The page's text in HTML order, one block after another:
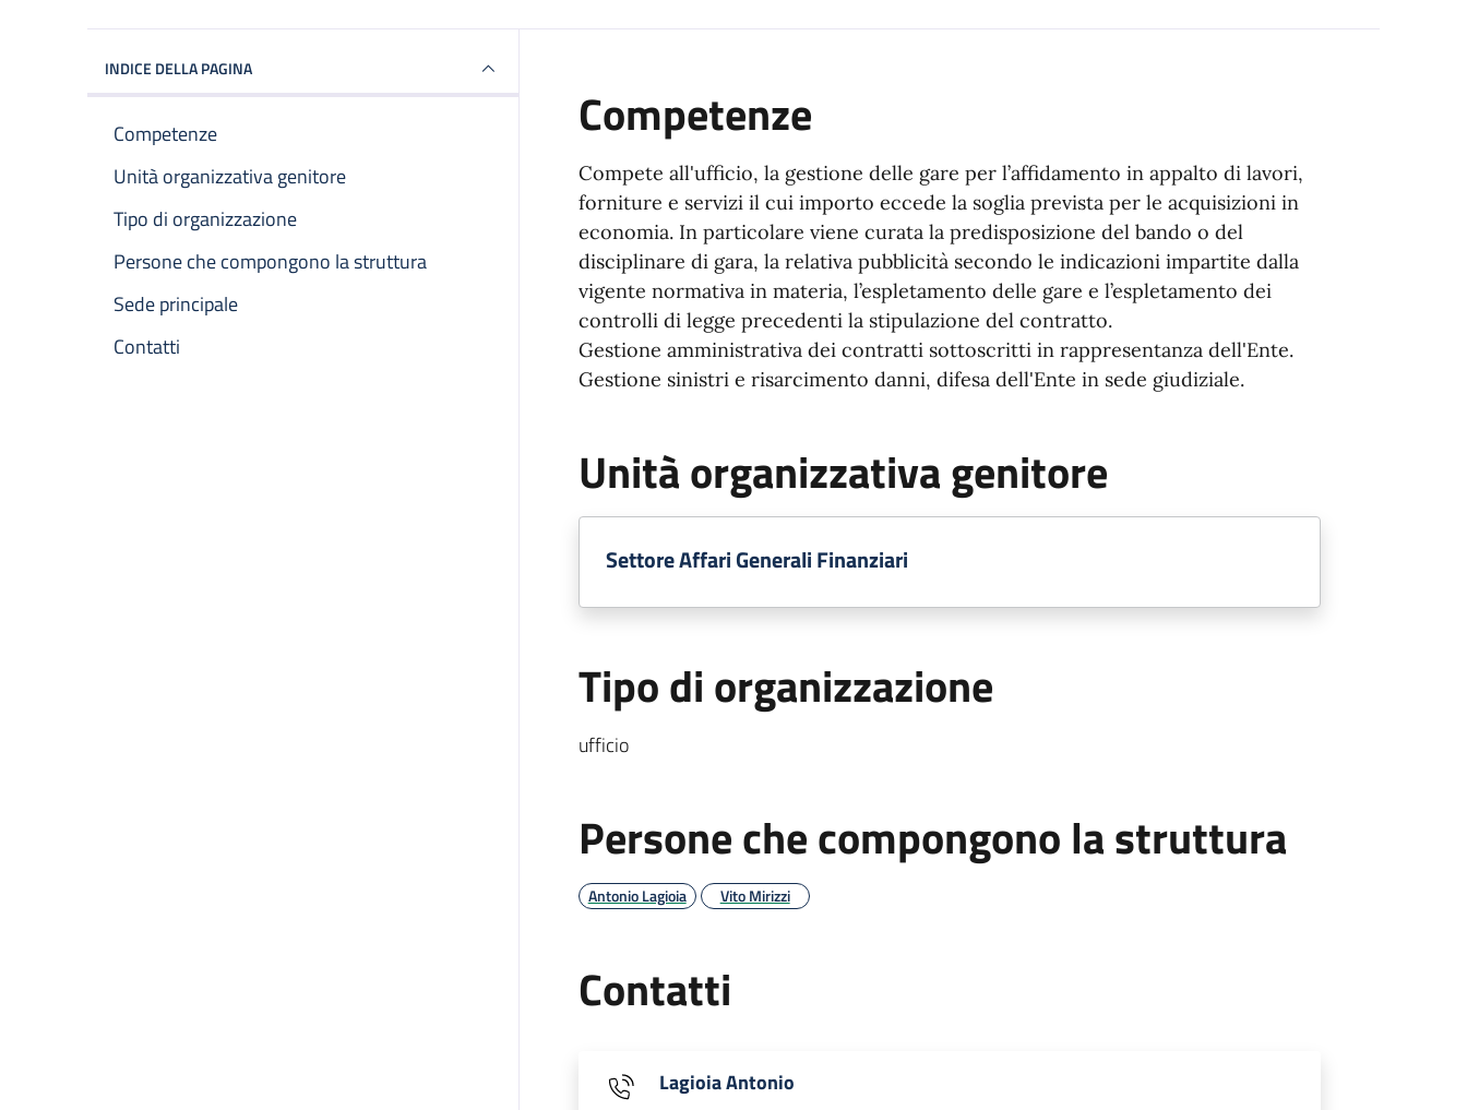
INDICE DELLA PAGINA
Competenze
Unità organizzativa genitore
Tipo di organizzazione
Persone che compongono la struttura
Sede principale
Contatti
Competenze
Compete all'ufficio, la gestione delle gare per l’affidamento in appalto di lavori,
forniture e servizi il cui importo eccede la soglia prevista per le acquisizioni in
economia. In particolare viene curata la predisposizione del bando o del
disciplinare di gara, la relativa pubblicità secondo le indicazioni impartite dalla
vigente normativa in materia, l’espletamento delle gare e l’espletamento dei
controlli di legge precedenti la stipulazione del contratto.
Gestione amministrativa dei contratti sottoscritti in rappresentanza dell'Ente.
Gestione sinistri e risarcimento danni, difesa dell'Ente in sede giudiziale.
Unità organizzativa genitore
Settore Affari Generali Finanziari
Tipo di organizzazione
ufficio
Persone che compongono la struttura
Antonio Lagioia Vito Mirizzi
Contatti
Lagioia Antonio